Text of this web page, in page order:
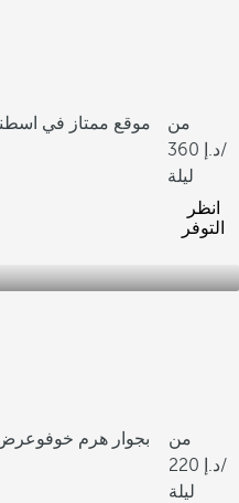
موقع ممتاز في
من
360
/
ليلة
انظر
التوفر
بجوار هرم خوفوعرض
من
220
/
ليلة